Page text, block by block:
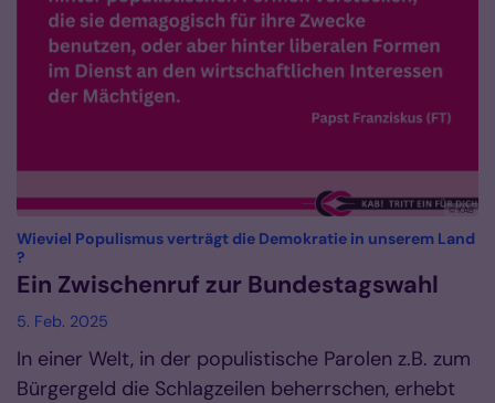
© KAB
Wieviel Populismus verträgt die Demokratie in unserem Land
?
Ein Zwischenruf zur Bundestagswahl
5. Feb. 2025
In einer Welt, in der populistische Parolen z.B. zum
Bürgergeld die Schlagzeilen beherrschen, erhebt